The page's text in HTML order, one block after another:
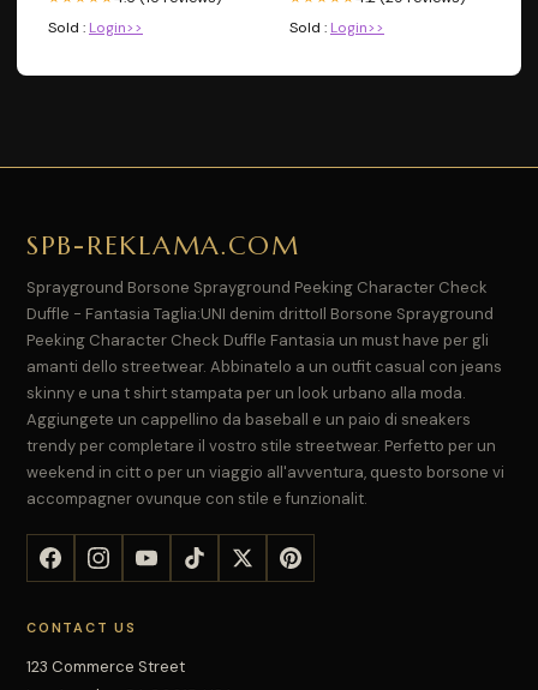
Sold : Login>>
Sold : Login>>
SPB-REKLAMA.COM
Sprayground Borsone Sprayground Peeking Character Check
Duffle - Fantasia Taglia:UNI denim drittoIl Borsone Sprayground
Peeking Character Check Duffle Fantasia un must have per gli
amanti dello streetwear. Abbinatelo a un outfit casual con jeans
skinny e una t shirt stampata per un look urbano alla moda.
Aggiungete un cappellino da baseball e un paio di sneakers
trendy per completare il vostro stile streetwear. Perfetto per un
weekend in citt o per un viaggio all'avventura, questo borsone vi
accompagner ovunque con stile e funzionalit.
CONTACT US
123 Commerce Street